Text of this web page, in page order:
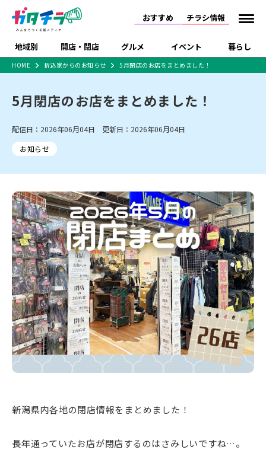
おすすめ チラシ情報
地域別 開店・閉店 グルメ イベント 暮らし
新潟市 下越
中越
佐渡
新潟市中央区 新潟市東区 新潟市西区
新潟市北区
新潟市南区
新潟市江南区 新潟市秋葉区
新潟市西蒲区
村上・関川
新発田・聖籠
胎内・粟島
三条・加茂・田上
五泉・阿賀野・阿賀
燕・弥彦
長岡・見附
小千谷・十日町・津南
魚沼・南魚沼・湯沢
柏崎・刈羽・出雲崎
上越・妙高・糸魚川
開店 閉店
リニューアル・移転
新潟市・開店
新潟市・閉店
長岡市・開店
長岡市・閉店
上越市・開店
上越市・閉店
ラーメン・開店
ラーメン・閉店
ラーメン 現地レポート
和食
スイーツ ランチ
ご当地グルメ 食べ歩き テイクアウト
季節・期間限定
カフェ
居酒屋・バー 焼肉
パスタ
パン・ベーカリー
タレカツ・豚カツ
デカ盛り・大盛り
旨辛・激辛
定食・町定食 海鮮・鮨
そば・うどん
日本酒・新潟清酒
ワイン・クラフトビール
ケーキ・パフェ
ビアガーデン・暑気払い
忘新年会・歓送迎会
体験・販売 祭り・伝統行事
趣味・展示会
スポーツ
にいがた酒の陣・新潟
酒月
セミナー・講演会 子ども向け 花火大会
入場無料
住宅展示場
完成見学会 学生スポーツ アルビレックス
施設・ショップ
住宅メーカー・工務
食品メーカー・県産
習い事・塾 アパレル・雑貨
フィットネス・ジム
観光スポット
温泉・入浴 ホテル 旅館
水族館
リラクゼーション・整体
スキー場
リユース・買取
病院・クリニック
イオンモール
ラブラ万代・ラブラ2
ビルボードプレイスBP
新潟伊勢丹
ピア万代
リバーサイド千秋
パティオPATIO
特集・まとめ記事
開店まとめ
閉店まとめ 人気記事まとめ
定食まとめ
ラーメンまとめ
飲食店まとめ
ショッピングモール・
大型施設
ドラッグストア・ホーム
センター
インテリア・雑貨
外食・テイクアウト
新車・中古車・カー用品
旅行・レジャー
家電・携帯電話
冠婚葬祭
習い事・塾 通販・EC イベント
求人
官公庁・自治体
新潟市 チラシ
長岡・見附 チラシ
上越・妙高・糸魚川 チラシ
注目 チラシ
週末セール
火曜セール
オープン・リニューアルセール
周年祭・感謝祭セール
年末・初売りセール
HOME 折込家からのお知らせ 5月閉店のお店をまとめました！
5月閉店のお店をまとめました！
配信日：2026年06月04日 更新日：2026年06月04日
お知らせ
新潟県内各地の閉店情報をまとめました！
長年通っていたお店が閉店するのはさみしいですね…。